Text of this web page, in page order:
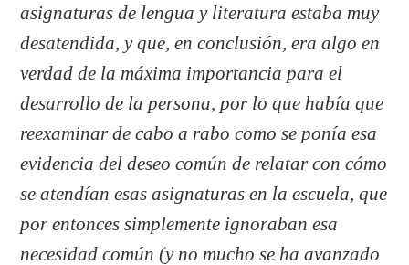
asignaturas de lengua y literatura estaba muy
desatendida, y que, en conclusión, era algo en
verdad de la máxima importancia para el
desarrollo de la persona, por lo que había que
reexaminar de cabo a rabo como se ponía esa
evidencia del deseo común de relatar con cómo
se atendían esas asignaturas en la escuela, que
por entonces simplemente ignoraban esa
necesidad común (y no mucho se ha avanzado